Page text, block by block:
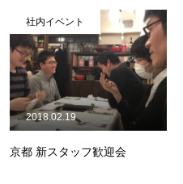
社内イベント
京都 新スタッフ歓迎会
2018.02.19